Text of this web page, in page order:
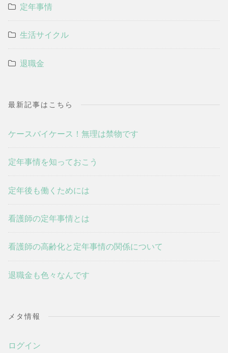
定年事情
生活サイクル
退職金
最新記事はこちら
ケースバイケース！無理は禁物です
定年事情を知っておこう
定年後も働くためには
看護師の定年事情とは
看護師の高齢化と定年事情の関係について
退職金も色々なんです
メタ情報
ログイン